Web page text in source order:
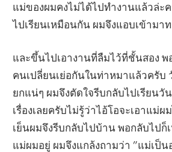
แม่ของผมคงไม่ได้ไปทำงานแล้วล่ะ
ไปเรียนเหมือนกัน ผมจึงแอบเข้ามา
และขึ้นไปเอางานที่ลืมไว้ที่ชั้นสอง พ
คนเปลี่ยนเย่อกันในท่าหมาแล้วครับ
ยกแน่ๆ ผมจึงตัดใจรีบกลับไปเรียนวั
เรื่องเลยครับไม่รู้ว่าไอ้โอจะเอาแม่
เย็นผมจึงรีบกลับไปบ้าน พอกลับไปก็
แม่ผมอยู่ ผมจึงแกล้งถามว่า ”แม่เป็น